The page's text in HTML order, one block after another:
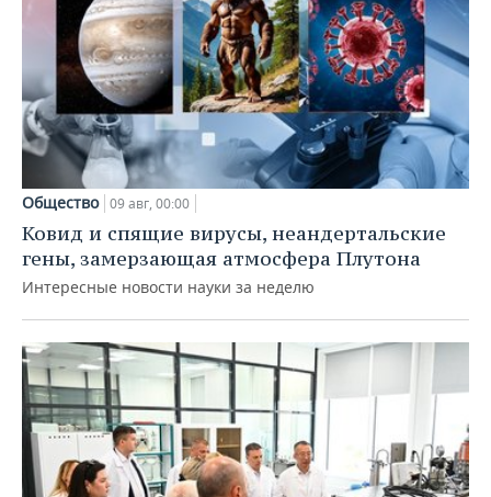
Общество 09 авг, 00:00
Ковид и спящие вирусы, неандертальские
гены, замерзающая атмосфера Плутона
Интересные новости науки за неделю